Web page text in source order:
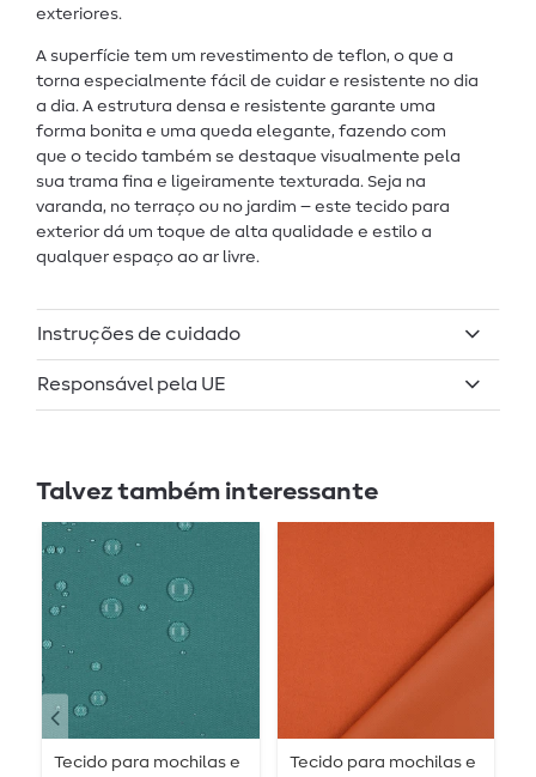
exteriores.
A superfície tem um revestimento de teflon, o que a
torna especialmente fácil de cuidar e resistente no dia
a dia. A estrutura densa e resistente garante uma
forma bonita e uma queda elegante, fazendo com
que o tecido também se destaque visualmente pela
sua trama fina e ligeiramente texturada. Seja na
varanda, no terraço ou no jardim – este tecido para
exterior dá um toque de alta qualidade e estilo a
qualquer espaço ao ar livre.
Instruções de cuidado
Responsável pela UE
Talvez também interessante
Tecido para mochilas e
Tecido para mochilas e